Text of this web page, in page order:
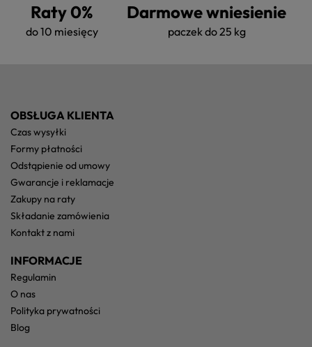
Raty 0%
do 10 miesięcy
Darmowe wniesienie
paczek do 25 kg
OBSŁUGA KLIENTA
czas wysyłki
formy płatności
odstąpienie od umowy
gwarancje i reklamacje
zakupy na raty
składanie zamówienia
kontakt z nami
INFORMACJE
regulamin
o nas
polityka prywatności
blog